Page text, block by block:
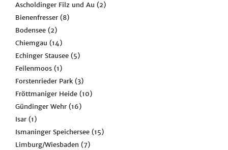
Ascholdinger Filz und Au (2)
Bienenfresser (8)
Bodensee (2)
Chiemgau (14)
Echinger Stausee (5)
Feilenmoos (1)
Forstenrieder Park (3)
Fröttmaniger Heide (10)
Gündinger Wehr (16)
Isar (1)
Ismaninger Speichersee (15)
Limburg/Wiesbaden (7)